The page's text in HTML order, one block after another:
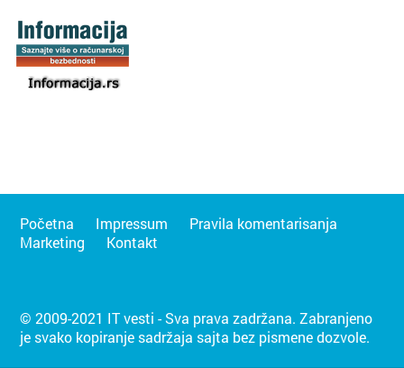
Početna Impressum
Pravila komentarisanja
Marketing
Kontakt
© 2009-2021 IT vesti - Sva prava zadržana. Zabranjeno
je svako kopiranje sadržaja sajta bez pismene dozvole.